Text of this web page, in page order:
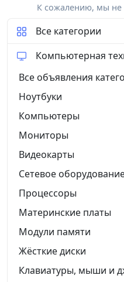
К сожалению, мы не
Все категории
Компьютерная
Все объявления
Ноутбуки
Компьютеры
Мониторы
Видеокарты
Сетевое
Процессоры
Материнские платы
Модули памяти
Жёсткие диски
Клавиатуры, мыши и